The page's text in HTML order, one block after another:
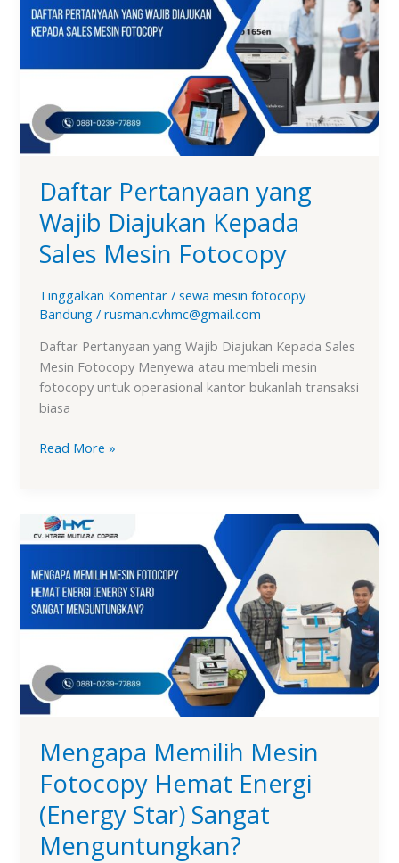
Daftar Pertanyaan yang
Wajib Diajukan Kepada
Sales Mesin Fotocopy
Tinggalkan Komentar /sewa mesin fotocopy
Bandung /rusman.cvhmc@gmail.com
Daftar Pertanyaan yang Wajib Diajukan Kepada Sales
Mesin Fotocopy Menyewa atau membeli mesin
fotocopy untuk operasional kantor bukanlah transaksi
biasa
Wajib
Diajukan
Kepada
Mesin
Fotocopy
Read More »
Mengapa Memilih Mesin
Fotocopy Hemat Energi
(Energy Star) Sangat
Menguntungkan?
Mengapa
Memilih
Mesin
Fotocopy
Hemat
Energi
Star)
Sangat
Menguntungkan?